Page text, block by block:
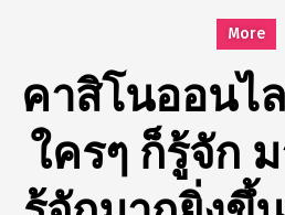
Posted on July 31, 2026
Posted on July 1, 2026
More
คาสิโนออนไ
ใครๆ ก็รู้จัก